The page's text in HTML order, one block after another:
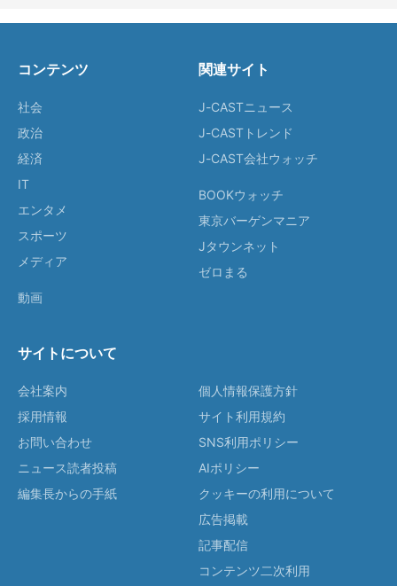
コンテンツ
社会
政治
経済
IT
エンタメ
スポーツ
メディア
動画
関連サイト
J-CASTニュース
J-CASTトレンド
J-CAST会社ウォッチ
BOOKウォッチ
東京バーゲンマニア
Jタウンネット
ゼロまる
サイトについて
会社案内
採用情報
お問い合わせ
ニュース読者投稿
編集長からの手紙
個人情報保護方針
サイト利用規約
SNS利用ポリシー
AIポリシー
クッキーの利用について
広告掲載
記事配信
コンテンツ二次利用